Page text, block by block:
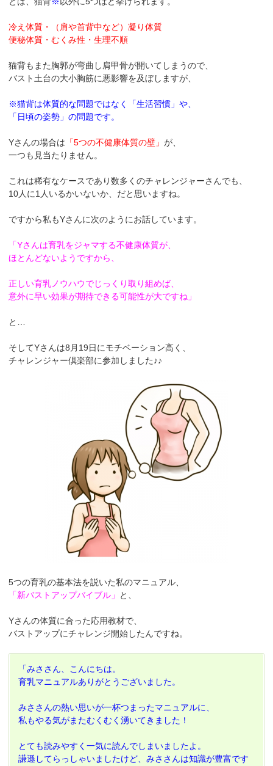
冷え体質・（肩や首背中など）凝り体質
便秘体質・むくみ性・生理不順
猫背もまた胸郭が弯曲し肩甲骨が開いてしまうので、
バスト土台の大小胸筋に悪影響を及ぼしますが、
※猫背は体質的な問題ではなく「生活習慣」や、
「日頃の姿勢」の問題です。
Yさんの場合は 「5つの不健康体質の壁」が、
一つも見当たりません。
これは稀有なケースであり数多くのチャレンジャーさんでも、
10人に1人いるかいないか、だと思いますね。
ですから私もYさんに次のようにお話しています。
「Yさんは育乳をジャマする不健康体質が、
ほとんどないようですから、
正しい育乳ノウハウでじっくり取り組めば、
意外に早い効果が期待できる可能性が大ですね」
と…
そしてYさんは8月19日にモチベーション高く、
チャレンジャー倶楽部に参加しました♪♪
5つの育乳の基本法を説いた私のマニュアル、
「新バストアップバイブル」 と、
Yさんの体質に合った応用教材で、
バストアップにチャレンジ開始したんですね。
「みささん、こんにちは。
育乳マニュアルありがとうございました。
みささんの熱い思いが一杯つまったマニュアルに、
私もやる気がまたむくむく湧いてきました！
とても読みやすく一気に読んでしまいましたよ。
謙遜してらっしゃいましたけど、みささんは知識が豊富です